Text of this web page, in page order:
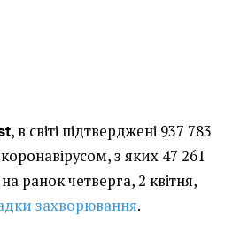
, в світі підтверджені 937 783
з яких 47 261
ранок четверга, 2 квітня,
захворювання.